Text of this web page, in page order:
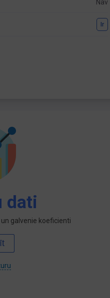
Nav
Ir
dati
galvenie koeficienti